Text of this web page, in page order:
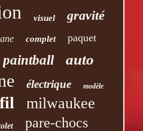
visuel gravité
complet paquet
paintball auto
électrique modèle
milwaukee
pare-chocs